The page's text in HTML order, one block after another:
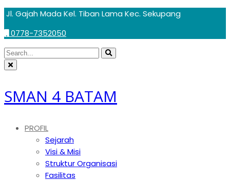
Skip
content
Jl. Gajah Mada Kel. Tiban Lama Kec. Sekupang
0778-7352050
Circular
focus
Search
for:
Search
Circular
focus
SMAN 4 BATAM
PROFIL
Sejarah
Visi & Misi
Struktur Organisasi
Fasilitas